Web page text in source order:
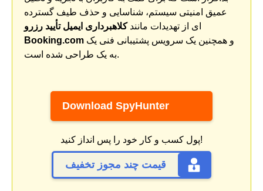
عمیق امنیتی سیستم، شناسایی و حذف طیف گسترده
ای از تهدیدات مانندکلاهبرداری ایمیل تأیید رزرو
Booking.com
به یک طراحی شده است.
Download SpyHunter
پول کسب و کار خود را پس انداز کنید!
قیمت چند مجوز تخفیف